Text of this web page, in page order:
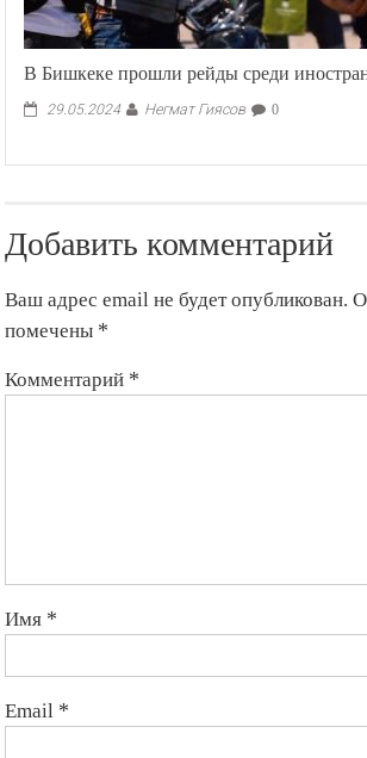
В Бишкеке прошли рейды среди
29.05.2024 Негмат Гиясов 0
Добавить комментарий
Ваш адрес email не будет опубликован.
помечены *
Комментарий *
Имя *
Email *